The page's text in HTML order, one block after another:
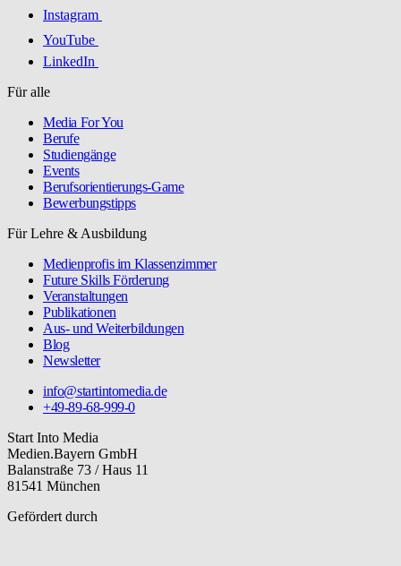
Instagram
YouTube
LinkedIn
Für alle
Media For You
Berufe
Studiengänge
Events
Berufsorientierungs-Game
Bewerbungstipps
Für Lehre & Ausbildung
Medienprofis im Klassenzimmer
Future Skills Förderung
Veranstaltungen
Publikationen
Aus- und Weiterbildungen
Blog
Newsletter
info@startintomedia.de
+49-89-68-999-0
Start Into Media
Medien.Bayern GmbH
Balanstraße 73 / Haus 11
81541 München
Gefördert durch